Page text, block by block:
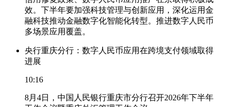
效。下半年要加强科技管理与创新应用，深化运用金
融科技推动金融数字化智能化转型。推进数字人民币
多场景应用覆盖。
央行重庆分行：数字人民币应用在跨境支付领域取得
进展
10:16
8月4日，中国人民银行重庆市分行召开2026年下半年